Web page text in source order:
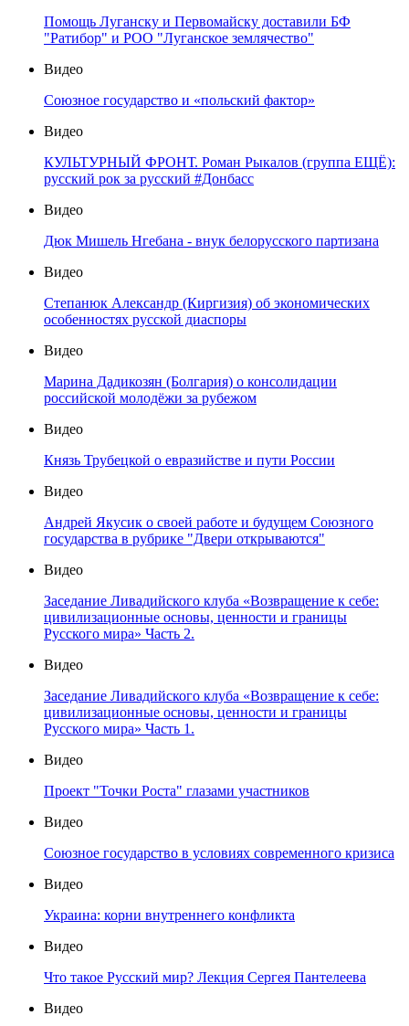
Помощь Луганску и Первомайску доставили БФ
"Ратибор" и РОО "Луганское землячество"
Видео
Союзное государство и «польский фактор»
Видео
КУЛЬТУРНЫЙ ФРОНТ. Роман Рыкалов (группа ЕЩЁ):
русский рок за русский #Донбасс
Видео
Дюк Мишель Нгебана - внук белорусского партизана
Видео
Степанюк Александр (Киргизия) об экономических
особенностях русской диаспоры
Видео
Марина Дадикозян (Болгария) о консолидации
российской молодёжи за рубежом
Видео
Князь Трубецкой о евразийстве и пути России
Видео
Андрей Якусик о своей работе и будущем Союзного
государства в рубрике "Двери открываются"
Видео
Заседание Ливадийского клуба «Возвращение к себе:
цивилизационные основы, ценности и границы
Русского мира» Часть 2.
Видео
Заседание Ливадийского клуба «Возвращение к себе:
цивилизационные основы, ценности и границы
Русского мира» Часть 1.
Видео
Проект "Точки Роста" глазами участников
Видео
Союзное государство в условиях современного кризиса
Видео
Украина: корни внутреннего конфликта
Видео
Что такое Русский мир? Лекция Сергея Пантелеева
Видео